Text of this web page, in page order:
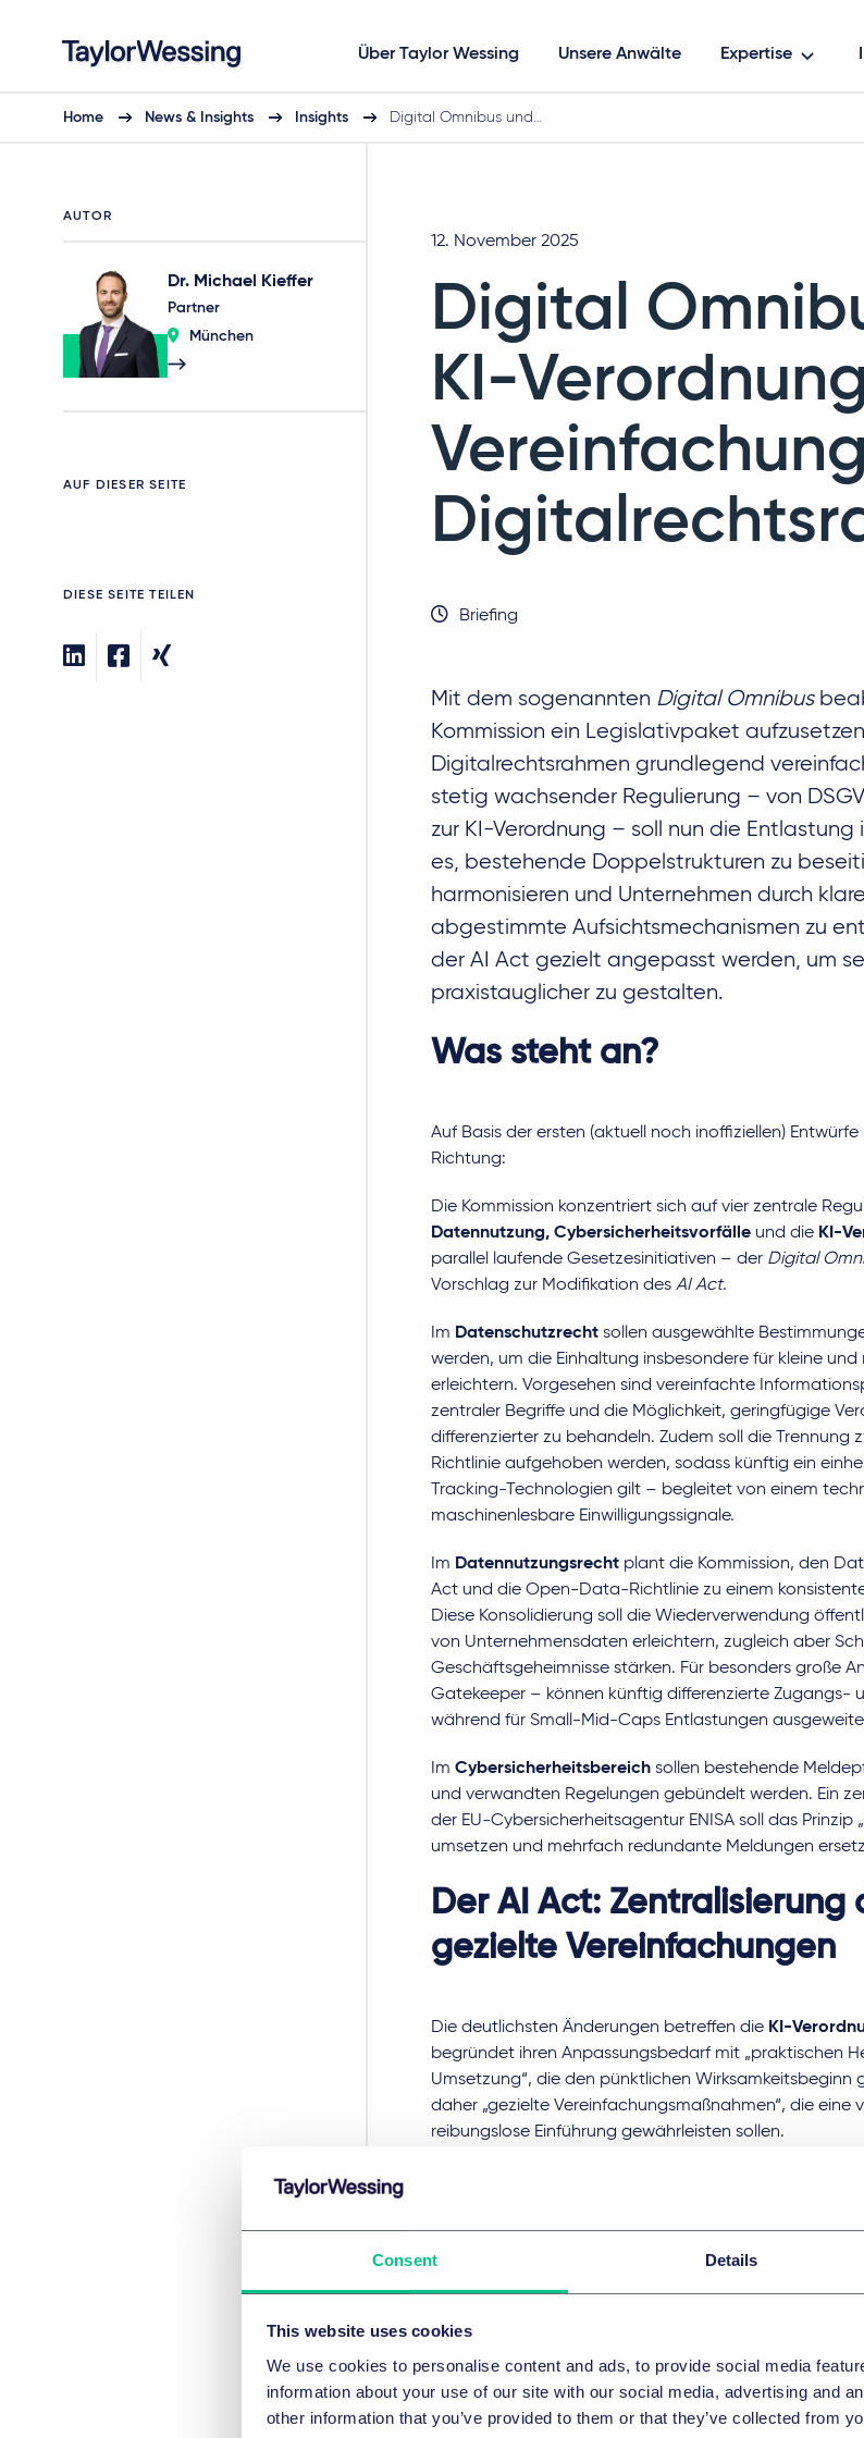
Consent Details
This website uses cookies
We use cookies to personalise content and ads, to provide social media
information about your use of our site with our social media, advertising and
other information that you’ve provided to them or that they’ve collected from
Über Taylor Wessing Unsere Anwälte Expertise
Home News & Insights Insights Digital Omnibus und…
AUTOR
Dr. Michael Kieffer
Partner
München
AUF DIESER SEITE
DIESE SEITE TEILEN
12. November 2025
Digital
KI-
Briefing
Mit dem sogenannten Digital Omnibus
Kommission ein Legislativpaket
Digitalrechtsrahmen grundlegend
stetig wachsender Regulierung – von
zur KI-Verordnung – soll nun die Entlastung
es, bestehende Doppelstrukturen zu
harmonisieren und Unternehmen durch
abgestimmte Aufsichtsmechanismen zu
der AI Act gezielt angepasst werden, um
praxistauglicher zu gestalten.
Was steht an?
Auf Basis der ersten (aktuell noch inoffiziellen)
Richtung:
Die Kommission konzentriert sich auf vier zentrale
Datennutzung, Cybersicherheitsvorfälle und die KI-
parallel laufende Gesetzesinitiativen – der Digital
Vorschlag zur Modifikation des AI Act.
Im Datenschutzrecht sollen ausgewählte
werden, um die Einhaltung insbesondere für kleine
erleichtern. Vorgesehen sind vereinfachte
zentraler Begriffe und die Möglichkeit, geringfügige
differenzierter zu behandeln. Zudem soll die Trennung
Richtlinie aufgehoben werden, sodass künftig ein
Tracking-Technologien gilt – begleitet von einem
maschinenlesbare Einwilligungssignale.
Im Datennutzungsrecht plant die Kommission, den
Act und die Open-Data-Richtlinie zu einem
Diese Konsolidierung soll die Wiederverwendung
von Unternehmensdaten erleichtern, zugleich aber
Geschäftsgeheimnisse stärken. Für besonders große
Gatekeeper – können künftig differenzierte Zugangs-
während für Small-Mid-Caps Entlastungen
Im Cybersicherheitsbereich sollen bestehende
und verwandten Regelungen gebündelt werden. Ein
der EU-Cybersicherheitsagentur ENISA soll das Prinzip „
umsetzen und mehrfach redundante Meldungen
Der AI Act: Zentralisierung
gezielte Vereinfachungen
Die deutlichsten Änderungen betreffen die KI-
begründet ihren Anpassungsbedarf mit „praktischen
Umsetzung“, die den pünktlichen Wirksamkeitsbeginn
daher „gezielte Vereinfachungsmaßnahmen“, die eine
reibungslose Einführung gewährleisten sollen.
entscheidende Rolle übernehmen. Ziel ist eine
effizientere Kontrolle, insbesondere für
Aufsicht des AI Office fallen könnten.
Daneben sollen Erleichterungen bei der Umsetzung
geprüft, ob Produkte, die bereits instark regulierten